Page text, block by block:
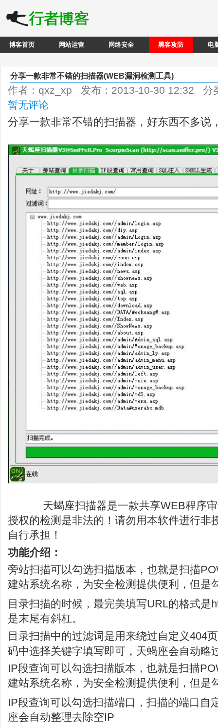
博客首页 网站运营 网络安全 黑客攻防 电
分享一款非常不错的扫描器(WEB漏洞检测工具)
作者：qxz_xp 发布：2013-10-30 12:32 分
暂无评论
分享一款非常不错的扫描器，好东西不多说
天蝎座扫描器是一款共享WEB程序审
授权的检测是非法的！请勿用本软件进行非
自行承担！
功能介绍：
旁站扫描可以勾选扫描版本，也就是扫描
建站系统名称，为安全检测提供便利，但是
目录扫描的时候，最完美填写URL的格式是
是末尾有斜杠。
目录扫描中的过滤词是用来绕过自定义404
码中选择关键字填写即可，天蝎座会自动略
IP段查询可以勾选扫描版本，也就是扫描
建站系统名称，为安全检测提供便利，但是
IP段查询可以勾选扫描端口，扫描的端口自
座会自动整理去除空IP